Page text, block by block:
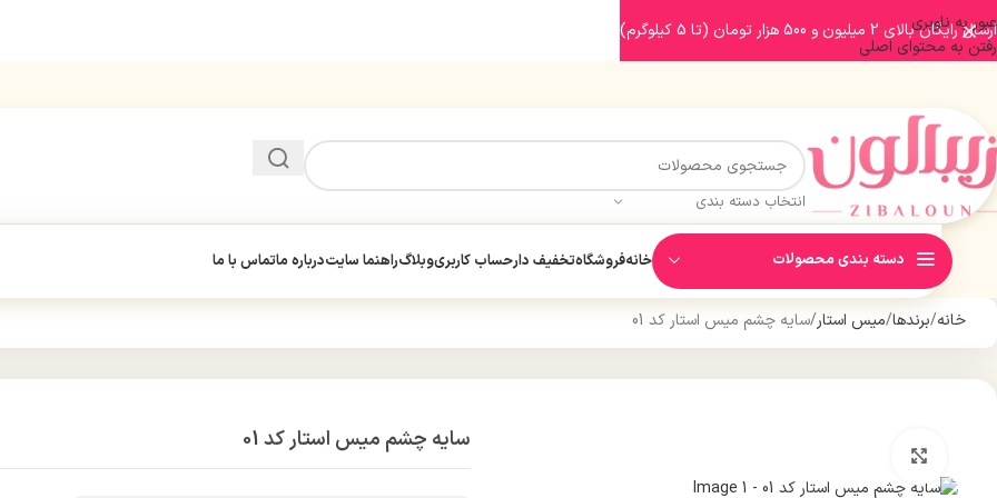
عبور به ناوبری
رفتن به محتوای اصلی
انتخاب دسته بندی
دسته بندی محصولات خانهفروشگاهتخفیف دارحساب کاربریوبلاگراهنما سایتدرباره ماتماس با ما
خانه برندها میس استار سایه چشم میس استار کد 01
سایه چشم میس استار کد 01
ارسال رایگان بالای 2 میلیون و 500 هزار تومان (تا 5 کیلوگرم)